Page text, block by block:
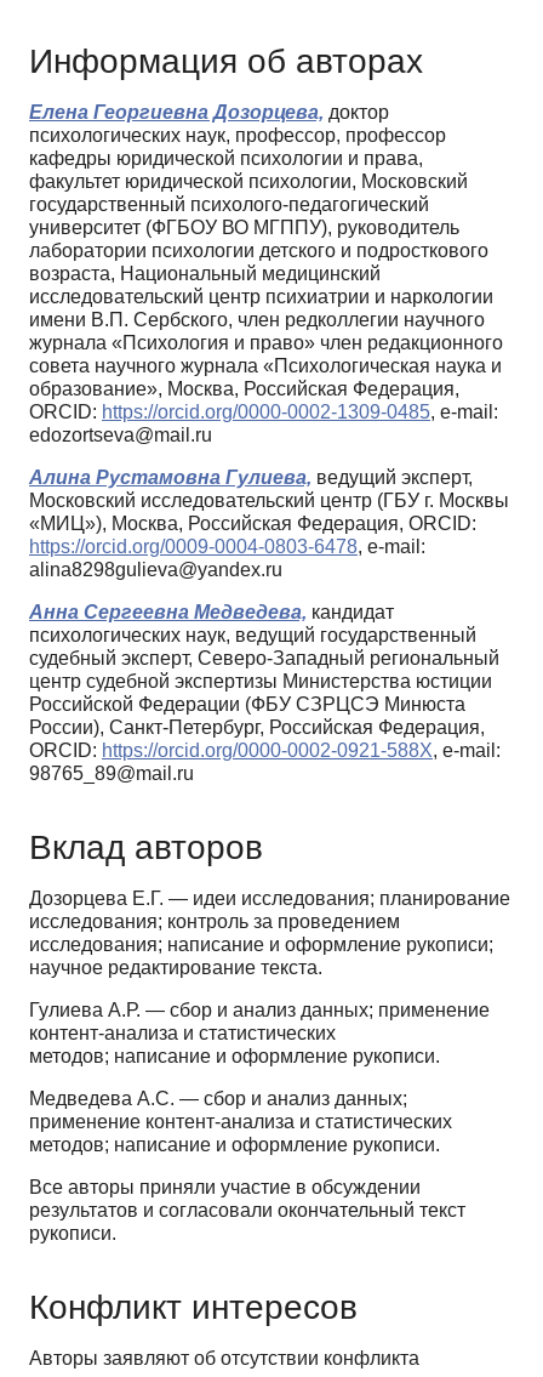
Информация об авторах
Елена Георгиевна Дозорцева, доктор
психологических наук, профессор, профессор
кафедры юридической психологии и права,
факультет юридической психологии, Московский
государственный психолого-педагогический
университет (ФГБОУ ВО МГППУ), руководитель
лаборатории психологии детского и подросткового
возраста, Национальный медицинский
исследовательский центр психиатрии и наркологии
имени В.П. Сербского, член редколлегии научного
журнала «Психология и право» член редакционного
совета научного журнала «Психологическая наука и
образование», Москва, Российская Федерация,
ORCID: https://orcid.org/0000-0002-1309-0485, e-mail:
edozortseva@mail.ru
Алина Рустамовна Гулиева, ведущий эксперт,
Московский исследовательский центр (ГБУ г. Москвы
«МИЦ»), Москва, Российская Федерация, ORCID:
https://orcid.org/0009-0004-0803-6478, e-mail:
alina8298gulieva@yandex.ru
Анна Сергеевна Медведева, кандидат
психологических наук, ведущий государственный
судебный эксперт, Северо-Западный региональный
центр судебной экспертизы Министерства юстиции
Российской Федерации (ФБУ СЗРЦСЭ Минюста
России), Санкт-Петербург, Российская Федерация,
ORCID: https://orcid.org/0000-0002-0921-588X, e-mail:
98765_89@mail.ru
Вклад авторов
Дозорцева Е.Г. — идеи исследования; планирование
исследования; контроль за проведением
исследования; написание и оформление рукописи;
научное редактирование текста.
Гулиева А.Р. — сбор и анализ данных; применение
контент-анализа и статистических
методов; написание и оформление рукописи.
Медведева А.С. — сбор и анализ данных;
применение контент-анализа и статистических
методов; написание и оформление рукописи.
Все авторы приняли участие в обсуждении
результатов и согласовали окончательный текст
рукописи.
Конфликт интересов
Авторы заявляют об отсутствии конфликта